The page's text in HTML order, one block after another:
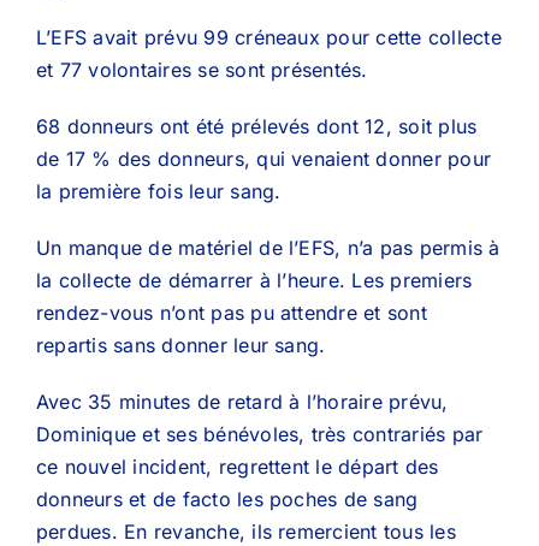
L’EFS avait prévu 99 créneaux pour cette collecte
et 77 volontaires se sont présentés.
68 donneurs ont été prélevés dont 12, soit plus
de 17 % des donneurs, qui venaient donner pour
la première fois leur sang.
Un manque de matériel de l’EFS, n’a pas permis à
la collecte de démarrer à l’heure. Les premiers
rendez-vous n’ont pas pu attendre et sont
repartis sans donner leur sang.
Avec 35 minutes de retard à l’horaire prévu,
Dominique et ses bénévoles, très contrariés par
ce nouvel incident, regrettent le départ des
donneurs et de facto les poches de sang
perdues. En revanche, ils remercient tous les